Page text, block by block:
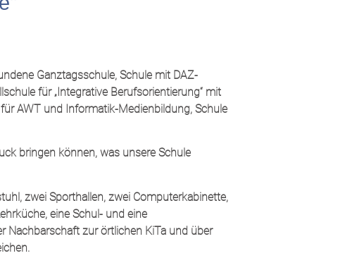
Ganztagsschule, Schule mit DAZ-
für „Integrative Berufsorientierung“ mit
AWT und Informatik-Medienbildung, Schule
bringen können, was unsere Schule
zwei Sporthallen, zwei Computerkabinette,
eine Schul- und eine
Nachbarschaft zur örtlichen KiTa und über